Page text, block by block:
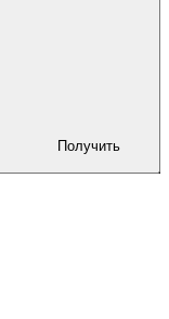
Получить